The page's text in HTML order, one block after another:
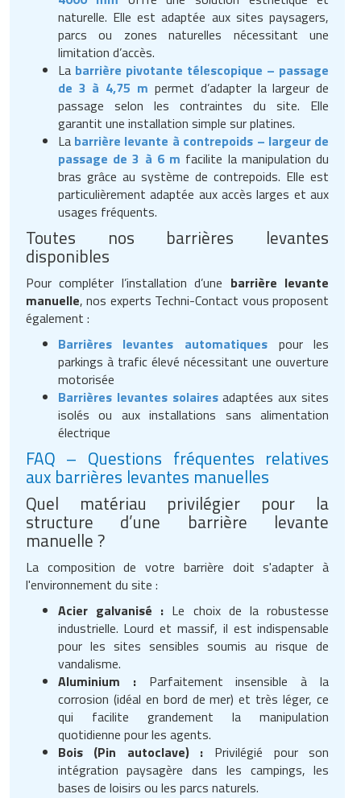
naturelle. Elle est adaptée aux sites paysagers,
parcs ou zones naturelles nécessitant une
limitation d’accès.
La barrière pivotante télescopique – passage
de 3 à 4,75 m permet d’adapter la largeur de
passage selon les contraintes du site. Elle
garantit une installation simple sur platines.
La barrière levante à contrepoids – largeur de
passage de 3 à 6 m facilite la manipulation du
bras grâce au système de contrepoids. Elle est
particulièrement adaptée aux accès larges et aux
usages fréquents.
Toutes nos barrières levantes
disponibles
Pour compléter l’installation d’une barrière levante
manuelle, nos experts Techni-Contact vous proposent
également :
Barrières levantes automatiques pour les
parkings à trafic élevé nécessitant une ouverture
motorisée
Barrières levantes solairesadaptées aux sites
isolés ou aux installations sans alimentation
électrique
FAQ – Questions fréquentes relatives
aux barrières levantes manuelles
Quel matériau privilégier pour la
structure d’une barrière levante
manuelle ?
La composition de votre barrière doit s'adapter à
l'environnement du site :
Acier galvanisé : Le choix de la robustesse
industrielle. Lourd et massif, il est indispensable
pour les sites sensibles soumis au risque de
vandalisme.
Aluminium :Parfaitement insensible à la
corrosion (idéal en bord de mer) et très léger, ce
qui facilite grandement la manipulation
quotidienne pour les agents.
Bois (Pin autoclave) : Privilégié pour son
intégration paysagère dans les campings, les
bases de loisirs ou les parcs naturels.